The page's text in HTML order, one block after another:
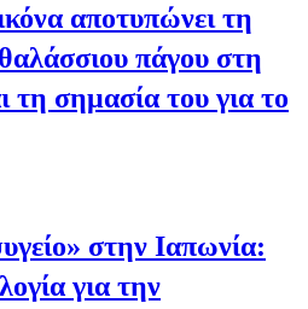
αποτυπώνει τη
πάγου στη
τη σημασία του για το
στην Ιαπωνία:
για την